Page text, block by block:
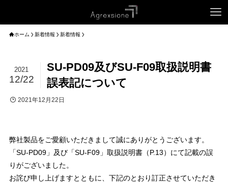
ホーム 新着情報 新着情報
SU-PD09及びSU-F09取扱説明書
誤表記について
2021
12/22
2021年12月22日
弊社製品をご愛顧いただきまして誠にありがとうございます。
「SU-PD09」及び「SU-F09」取扱説明書（P.13）にて記載の誤
りがございました。
お詫び申し上げますとともに、下記のとおり訂正させていただき